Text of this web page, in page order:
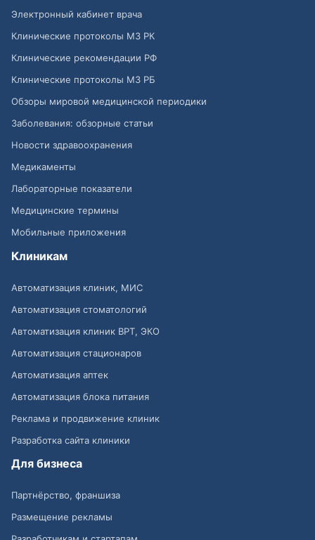
Электронный кабинет врача
Клинические протоколы МЗ РК
Клинические рекомендации РФ
Клинические протоколы МЗ РБ
Обзоры мировой медицинской периодики
Заболевания: обзорные статьи
Новости здравоохранения
Медикаменты
Лабораторные показатели
Медицинские термины
Мобильные приложения
Клиникам
Автоматизация клиник, МИС
Автоматизация стоматологий
Автоматизация клиник ВРТ, ЭКО
Автоматизация стационаров
Автоматизация аптек
Автоматизация блока питания
Реклама и продвижение клиник
Разработка сайта клиники
Для бизнеса
Партнёрство, франшиза
Размещение рекламы